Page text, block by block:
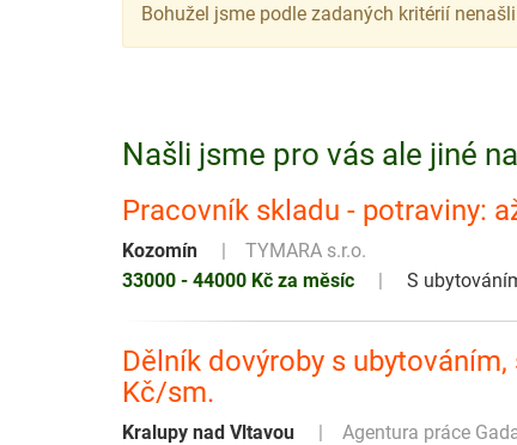
Bohužel jsme podle zadaných kritérií
Našli jsme pro vás ale jiné
Pracovník skladu - potraviny:
Kozomín
TYMARA s.r.o.
33000 - 44000 Kč za měsíc
S
Dělník dovýroby s
Kč/sm.
Kralupy nad Vltavou
Agentura práce